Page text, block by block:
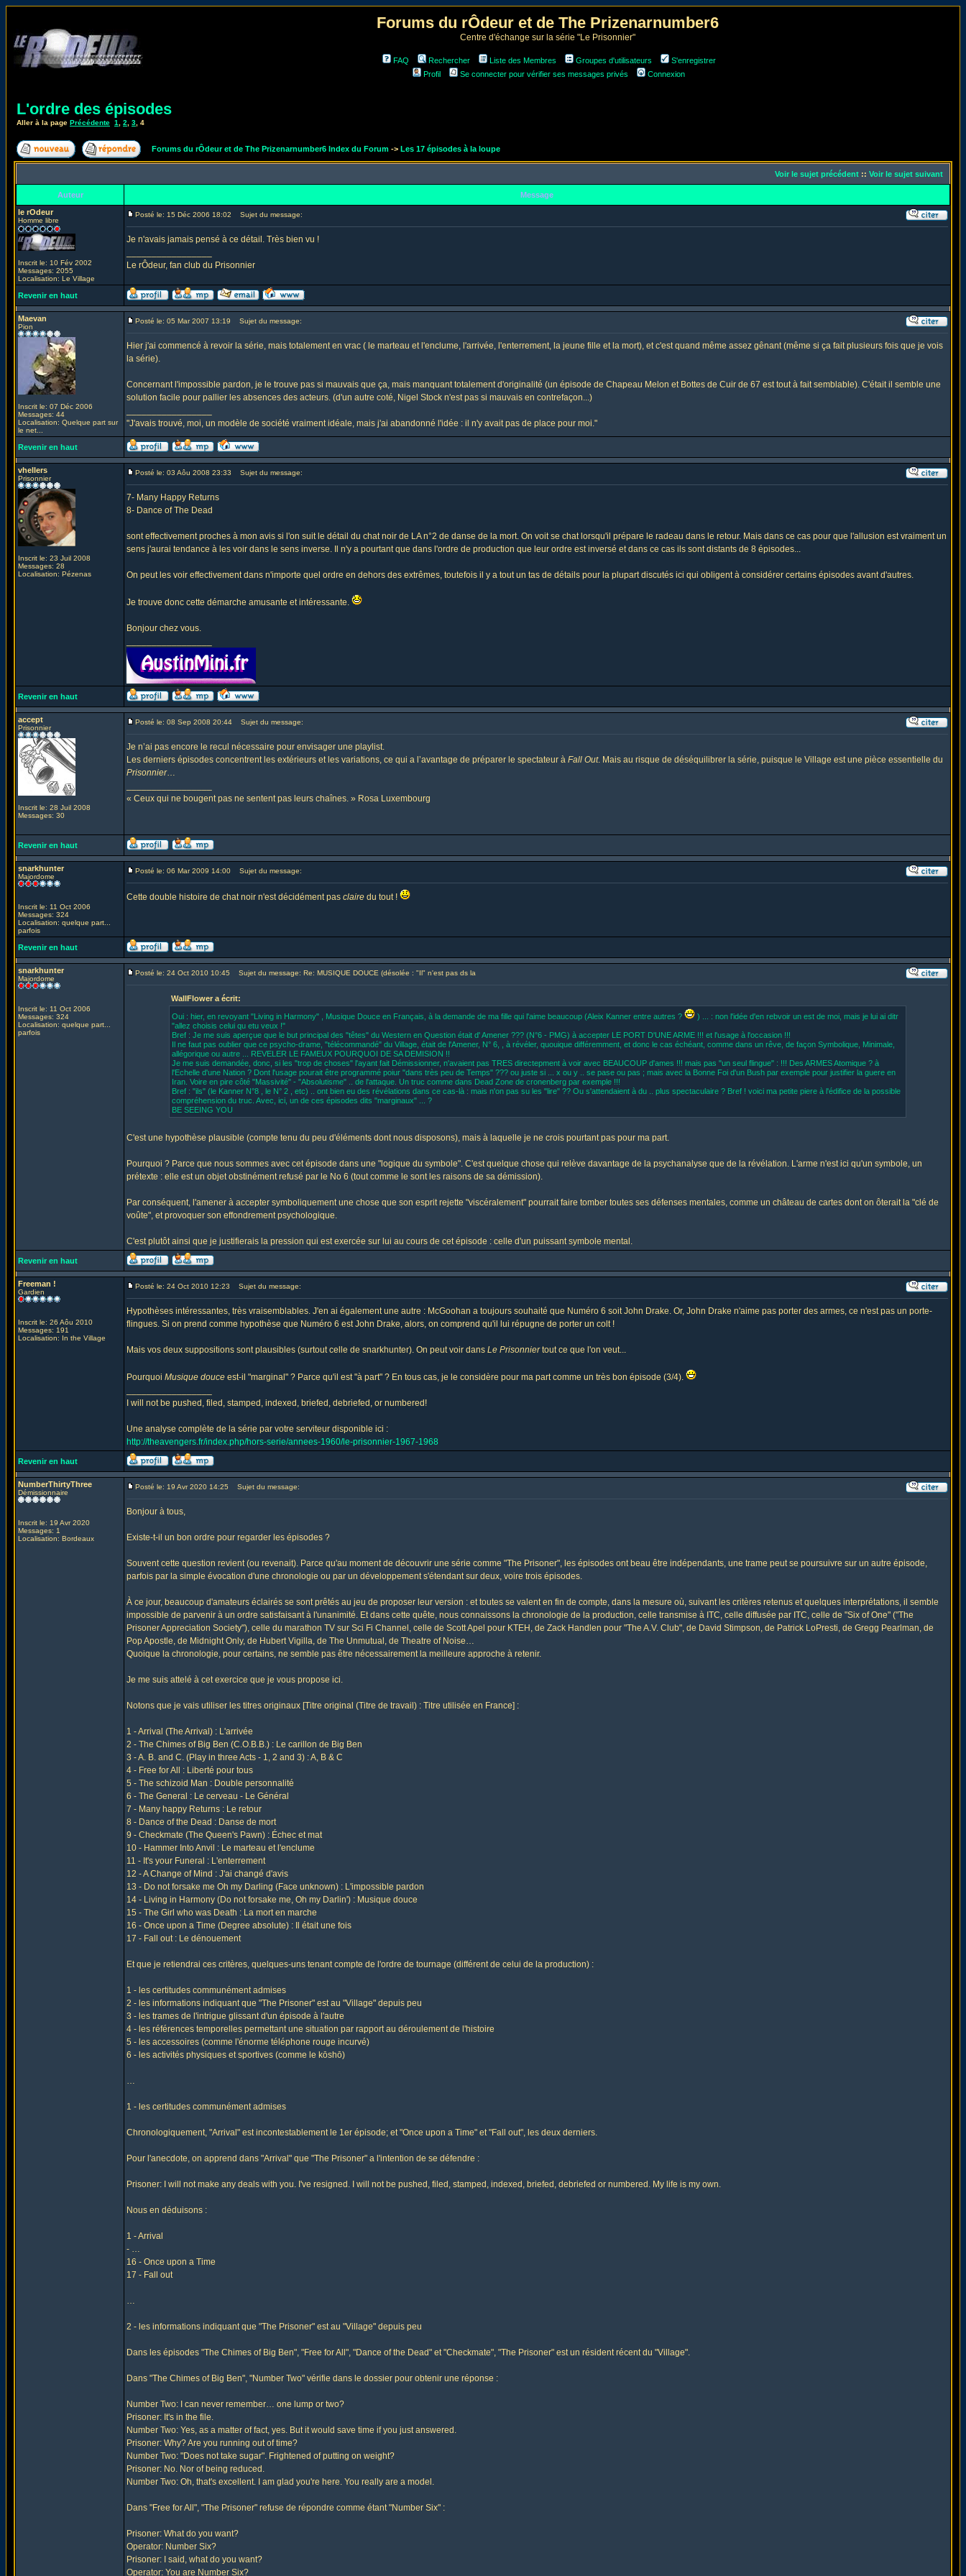
Forums du rÔdeur et de The Prizenarnumber6
Centre d'échange sur la série "Le Prisonnier"
FAQ Rechercher Liste des Membres Groupes d'utilisateurs
S'enregistrer
Profil
Se connecter pour vérifier ses messages privés Connexion
L'ordre des épisodes
Aller à la page Précédente 1 2 3 4
Forums du rÔdeur et de The Prizenarnumber6 Index du Forum -> Les 17 épisodes à la loupe
Voir le sujet précédent :: Voir le sujet suivant
Auteur
Message
le rOdeur
Homme libre
Inscrit le: 10 Fév 2002
Messages: 2055
Localisation: Le Village
Posté le: 15 Déc 2006 18:02 Sujet du message:
Je n'avais jamais pensé à ce détail. Très bien vu !
Le rÔdeur, fan club du Prisonnier
Revenir en haut
Maevan
Pion
Inscrit le: 07 Déc 2006
Messages: 44
Localisation: Quelque part sur
le net...
Posté le: 05 Mar 2007 13:19 Sujet du message:
Hier j'ai commencé à revoir la série, mais totalement en vrac ( le marteau et l'enclume, l'arrivée, l'enterrement, la jeune fille et la mort), et c'est quand même assez gênant (même si ça fait plusieurs fois que je vois
la série).
Concernant l'impossible pardon, je le trouve pas si mauvais que ça, mais manquant totalement d'originalité (un épisode de Chapeau Melon et Bottes de Cuir de 67 est tout à fait semblable). C'était il semble une
solution facile pour pallier les absences des acteurs. (d'un autre coté, Nigel Stock n'est pas si mauvais en contrefaçon...)
"J'avais trouvé, moi, un modèle de société vraiment idéale, mais j'ai abandonné l'idée : il n'y avait pas de place pour moi."
Revenir en haut
vhellers
Prisonnier
Inscrit le: 23 Juil 2008
Messages: 28
Localisation: Pézenas
Posté le: 03 Aôu 2008 23:33 Sujet du message:
7- Many Happy Returns
8- Dance of The Dead
sont effectivement proches à mon avis si l'on suit le détail du chat noir de LA n°2 de danse de la mort. On voit se chat lorsqu'il prépare le radeau dans le retour. Mais dans ce cas pour que l'allusion est vraiment un
sens j'aurai tendance à les voir dans le sens inverse. Il n'y a pourtant que dans l'ordre de production que leur ordre est inversé et dans ce cas ils sont distants de 8 épisodes...
On peut les voir effectivement dans n'importe quel ordre en dehors des extrêmes, toutefois il y a tout un tas de détails pour la plupart discutés ici qui obligent à considérer certains épisodes avant d'autres.
Je trouve donc cette démarche amusante et intéressante.
Bonjour chez vous.
Revenir en haut
accept
Prisonnier
Inscrit le: 28 Juil 2008
Messages: 30
Posté le: 08 Sep 2008 20:44 Sujet du message:
Je n’ai pas encore le recul nécessaire pour envisager une playlist.
Les derniers épisodes concentrent les extérieurs et les variations, ce qui a l’avantage de préparer le spectateur à Fall Out. Mais au risque de déséquilibrer la série, puisque le Village est une pièce essentielle du
Prisonnier…
« Ceux qui ne bougent pas ne sentent pas leurs chaînes. » Rosa Luxembourg
Revenir en haut
snarkhunter
Majordome
Inscrit le: 11 Oct 2006
Messages: 324
Localisation: quelque part...
parfois
Posté le: 06 Mar 2009 14:00 Sujet du message:
Cette double histoire de chat noir n'est décidément pas claire du tout !
Revenir en haut
snarkhunter
Majordome
Inscrit le: 11 Oct 2006
Messages: 324
Localisation: quelque part...
parfois
Posté le: 24 Oct 2010 10:45 Sujet du message: Re: MUSIQUE DOUCE (désolée : "Il" n'est pas ds la
WallFlower a écrit:
Oui : hier, en revoyant "Living in Harmony" , Musique Douce en Français, à la demande de ma fille qui l'aime beaucoup (Aleix Kanner entre autres ?
) ... : non l'idée d'en rebvoir un est de moi, mais je lui ai ditr
"allez choisis celui qu etu veux !"
Bref : Je me suis aperçue que le but principal des "têtes" du Western en Question était d' Amener ??? (N°6 - PMG) à accepter LE PORT D'UNE ARME !!! et l'usage à l'occasion !!!
Il ne faut pas oublier que ce psycho-drame, "télécommandé" du Village, était de l'Amener, N° 6, , à révéler, quouique différemment, et donc le cas échéant, comme dans un rêve, de façon Symbolique, Minimale,
allégorique ou autre ... REVELER LE FAMEUX POURQUOI DE SA DEMISION !!
Je me suis demandée, donc, si les "trop de choses" l'ayant fait Démissionner, n'avaient pas TRES directepment à voir avec BEAUCOUP d'ames !!! mais pas "un seul flingue" : !!! Des ARMES Atomique ? à
l'Echelle d'une Nation ? Dont l'usage pourait être programmé poiur "dans très peu de Temps" ??? ou juste si ... x ou y .. se pase ou pas ; mais avec la Bonne Foi d'un Bush par exemple pour justifier la guere en
Iran. Voire en pire côté "Massivité" - "Absolutisme" .. de l'attaque. Un truc comme dans Dead Zone de cronenberg par exemple !!!
Bref : "ils" (le Kanner N°8 , le N° 2 , etc) .. ont bien eu des révélations dans ce cas-là : mais n'on pas su les "lire" ?? Ou s'attendaient à du .. plus spectaculaire ? Bref ! voici ma petite piere à l'édifice de la possible
compréhension du truc. Avec, ici, un de ces épisodes dits "marginaux" ... ?
BE SEEING YOU
C'est une hypothèse plausible (compte tenu du peu d'éléments dont nous disposons), mais à laquelle je ne crois pourtant pas pour ma part.
Pourquoi ? Parce que nous sommes avec cet épisode dans une "logique du symbole". C'est quelque chose qui relève davantage de la psychanalyse que de la révélation. L'arme n'est ici qu'un symbole, un
prétexte : elle est un objet obstinément refusé par le No 6 (tout comme le sont les raisons de sa démission).
Par conséquent, l'amener à accepter symboliquement une chose que son esprit rejette "viscéralement" pourrait faire tomber toutes ses défenses mentales, comme un château de cartes dont on ôterait la "clé de
voûte", et provoquer son effondrement psychologique.
C'est plutôt ainsi que je justifierais la pression qui est exercée sur lui au cours de cet épisode : celle d'un puissant symbole mental.
Revenir en haut
Freeman !
Gardien
Inscrit le: 26 Aôu 2010
Messages: 191
Localisation: In the Village
Posté le: 24 Oct 2010 12:23 Sujet du message:
Hypothèses intéressantes, très vraisemblables. J'en ai également une autre : McGoohan a toujours souhaité que Numéro 6 soit John Drake. Or, John Drake n'aime pas porter des armes, ce n'est pas un porte-
flingues. Si on prend comme hypothèse que Numéro 6 est John Drake, alors, on comprend qu'il lui répugne de porter un colt !
Mais vos deux suppositions sont plausibles (surtout celle de snarkhunter). On peut voir dans Le Prisonniertout ce que l'on veut...
Pourquoi Musique douce est-il "marginal" ? Parce qu'il est "à part" ? En tous cas, je le considère pour ma part comme un très bon épisode (3/4).
I will not be pushed, filed, stamped, indexed, briefed, debriefed, or numbered!
Une analyse complète de la série par votre serviteur disponible ici :
http://theavengers.fr/index.php/hors-serie/annees-1960/le-prisonnier-1967-1968
Revenir en haut
NumberThirtyThree
Démissionnaire
Inscrit le: 19 Avr 2020
Messages: 1
Localisation: Bordeaux
Posté le: 19 Avr 2020 14:25 Sujet du message:
Bonjour à tous,
Existe-t-il un bon ordre pour regarder les épisodes ?
Souvent cette question revient (ou revenait). Parce qu'au moment de découvrir une série comme "The Prisoner", les épisodes ont beau être indépendants, une trame peut se poursuivre sur un autre épisode,
parfois par la simple évocation d'une chronologie ou par un développement s'étendant sur deux, voire trois épisodes.
À ce jour, beaucoup d'amateurs éclairés se sont prêtés au jeu de proposer leur version : et toutes se valent en fin de compte, dans la mesure où, suivant les critères retenus et quelques interprétations, il semble
impossible de parvenir à un ordre satisfaisant à l'unanimité. Et dans cette quête, nous connaissons la chronologie de la production, celle transmise à ITC, celle diffusée par ITC, celle de "Six of One" ("The
Prisoner Appreciation Society"), celle du marathon TV sur Sci Fi Channel, celle de Scott Apel pour KTEH, de Zack Handlen pour "The A.V. Club", de David Stimpson, de Patrick LoPresti, de Gregg Pearlman, de
Pop Apostle, de Midnight Only, de Hubert Vigilla, de The Unmutual, de Theatre of Noise…
Quoique la chronologie, pour certains, ne semble pas être nécessairement la meilleure approche à retenir.
Je me suis attelé à cet exercice que je vous propose ici.
Notons que je vais utiliser les titres originaux [Titre original (Titre de travail) : Titre utilisée en France] :
1 - Arrival (The Arrival) : L'arrivée
2 - The Chimes of Big Ben (C.O.B.B.) : Le carillon de Big Ben
3 - A. B. and C. (Play in three Acts - 1, 2 and 3) : A, B & C
4 - Free for All : Liberté pour tous
5 - The schizoid Man : Double personnalité
6 - The General : Le cerveau - Le Général
7 - Many happy Returns : Le retour
8 - Dance of the Dead : Danse de mort
9 - Checkmate (The Queen's Pawn) : Échec et mat
10 - Hammer Into Anvil : Le marteau et l'enclume
11 - It's your Funeral : L'enterrement
12 - A Change of Mind : J'ai changé d'avis
13 - Do not forsake me Oh my Darling (Face unknown) : L'impossible pardon
14 - Living in Harmony (Do not forsake me, Oh my Darlin') : Musique douce
15 - The Girl who was Death : La mort en marche
16 - Once upon a Time (Degree absolute) : Il était une fois
17 - Fall out : Le dénouement
Et que je retiendrai ces critères, quelques-uns tenant compte de l'ordre de tournage (différent de celui de la production) :
1 - les certitudes communément admises
2 - les informations indiquant que "The Prisoner" est au "Village" depuis peu
3 - les trames de l'intrigue glissant d'un épisode à l'autre
4 - les références temporelles permettant une situation par rapport au déroulement de l'histoire
5 - les accessoires (comme l'énorme téléphone rouge incurvé)
6 - les activités physiques et sportives (comme le kōshō)
…
1 - les certitudes communément admises
Chronologiquement, "Arrival" est incontestablement le 1er épisode; et "Once upon a Time" et "Fall out", les deux derniers.
Pour l'anecdote, on apprend dans "Arrival" que "The Prisoner" a l'intention de se défendre :
Prisoner: I will not make any deals with you. I've resigned. I will not be pushed, filed, stamped, indexed, briefed, debriefed or numbered. My life is my own.
Nous en déduisons :
1 - Arrival
- …
16 - Once upon a Time
17 - Fall out
…
2 - les informations indiquant que "The Prisoner" est au "Village" depuis peu
Dans les épisodes "The Chimes of Big Ben", "Free for All", "Dance of the Dead" et "Checkmate", "The Prisoner" est un résident récent du "Village".
Dans "The Chimes of Big Ben", "Number Two" vérifie dans le dossier pour obtenir une réponse :
Number Two: I can never remember… one lump or two?
Prisoner: It's in the file.
Number Two: Yes, as a matter of fact, yes. But it would save time if you just answered.
Prisoner: Why? Are you running out of time?
Number Two: "Does not take sugar". Frightened of putting on weight?
Prisoner: No. Nor of being reduced.
Number Two: Oh, that's excellent. I am glad you're here. You really are a model.
Dans "Free for All", "The Prisoner" refuse de répondre comme étant "Number Six" :
Prisoner: What do you want?
Operator: Number Six?
Prisoner: I said, what do you want?
Operator: You are Number Six?